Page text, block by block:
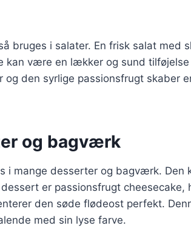
bruges i salater. En frisk salat med
kan være en lækker og sund
den syrlige passionsfrugt skaber
og bagværk
i mange desserter og bagværk. Den
er passionsfrugt cheesecake,
den søde flødeost perfekt.
med sin lyse farve.